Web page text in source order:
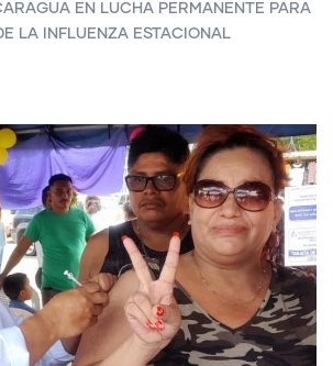
EN LUCHA PERMANENTE PARA
LA INFLUENZA ESTACIONAL